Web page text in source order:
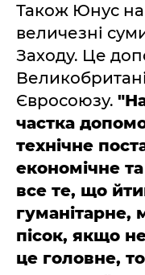
Також Юнус
величезні
Заходу. Це
Євросоюзу.
частка
технічне
економічне
все те, що
гуманітарне,
пісок, якщо
це головне,